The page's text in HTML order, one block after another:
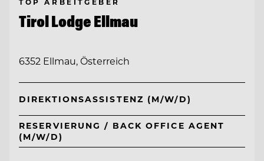
Tirol Lodge Ellmau
6352 Ellmau, Österreich
DIREKTIONSASSISTENZ (M/W/D)
RESERVIERUNG / BACK OFFICE AGENT
(M/W/D)